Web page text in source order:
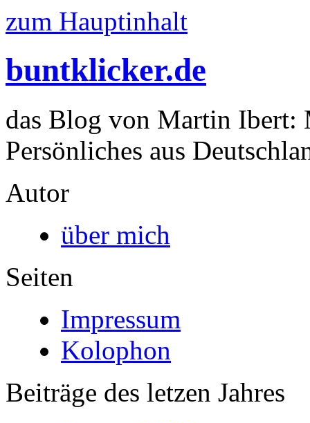
zum Hauptinhalt
buntklicker.de
das Blog von Martin Ibert:
Persönliches aus
Autor
über mich
Seiten
Impressum
Kolophon
Beiträge des letzen Jahres